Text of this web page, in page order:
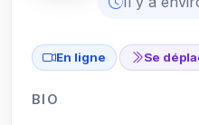
En ligne Se
BIO